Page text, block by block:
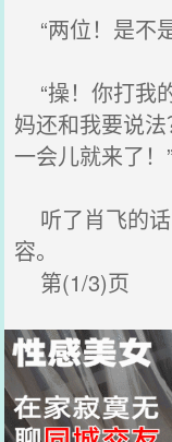
“两位！是不
“操！你打我
妈还和我要说
一会儿就来了！
听了肖飞的
容。
第(1/3)页